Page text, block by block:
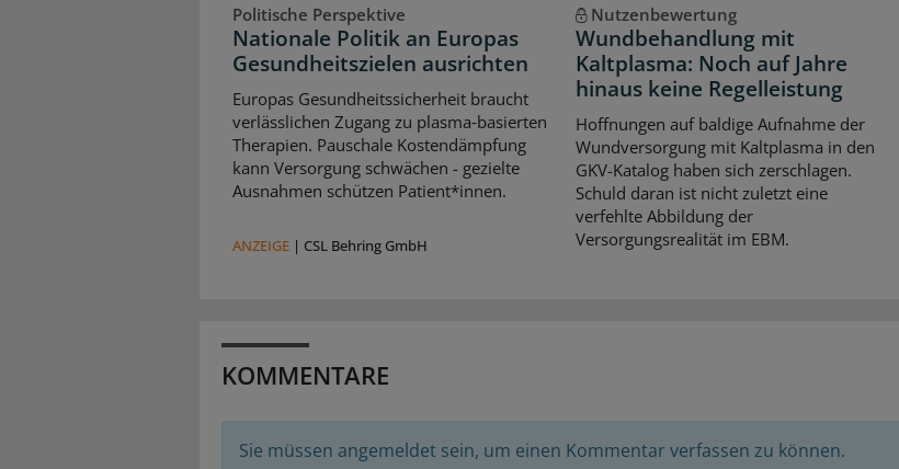
Politische Perspektive
Nationale Politik an Europas
Gesundheitszielen ausrichten
Europas Gesundheitssicherheit braucht
verlässlichen Zugang zu plasma‑basierten
Therapien. Pauschale Kostendämpfung
kann Versorgung schwächen - gezielte
Ausnahmen schützen Patient*innen.
ANZEIGE | CSL Behring GmbH
Nutzenbewertung
Wundbehandlung mit
Kaltplasma: Noch auf Jahre
hinaus keine Regelleistung
Hoffnungen auf baldige Aufnahme der
Wundversorgung mit Kaltplasma in den
GKV-Katalog haben sich zerschlagen.
Schuld daran ist nicht zuletzt eine
verfehlte Abbildung der
Versorgungsrealität im EBM.
KOMMENTARE
Sie müssen angemeldet sein, um einen Kommentar verfassen zu können.